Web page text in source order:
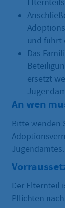
und führt
Das
ersetzt
An wen
Bitte wenden
Jugendamtes.
Der Elternteil
Pflichten